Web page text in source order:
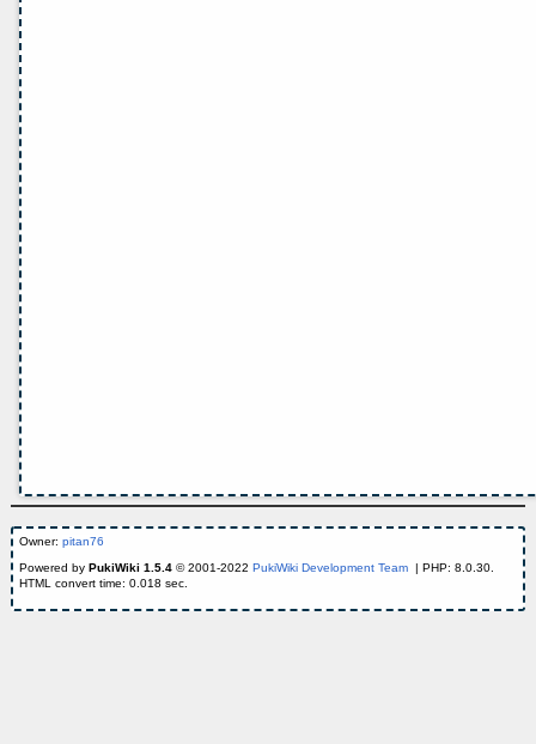
Owner: pitan76
Powered by PukiWiki 1.5.4© 2001-2022 PukiWiki Development Team| PHP: 8.0.30.
HTML convert time: 0.018 sec.